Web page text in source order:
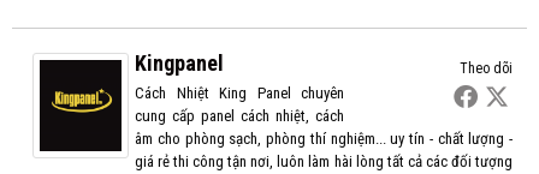
Theo dõi
Kingpanel
Cách Nhiệt King Panel chuyên
cung cấp panel cách nhiệt, cách
âm cho phòng sạch, phòng thí nghiệm... uy tín - chất lượng -
giá rẻ thi công tận nơi, luôn làm hài lòng tất cả các đối tượng